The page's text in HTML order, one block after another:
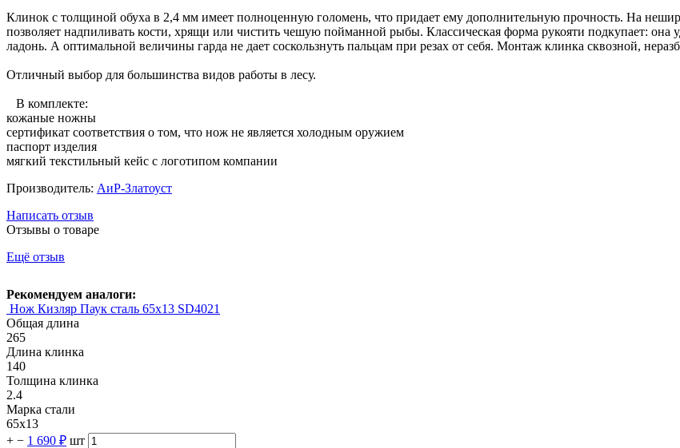
Клинок с толщиной обуха в 2,4 мм имеет полноценную голомень, что придает ему дополнительную прочность. На
позволяет надпиливать кости, хрящи или чистить чешую пойманной рыбы. Классическая форма рукояти подкупает:
ладонь. А оптимальной величины гарда не дает соскользнуть пальцам при резах от себя. Монтаж клинка сквозной,
Отличный выбор для большинства видов работы в лесу.
В комплекте:
кожаные ножны
сертификат соответствия о том, что нож не является холодным оружием
паспорт изделия
мягкий текстильный кейс с логотипом компании
Производитель: АиР-Златоуст
Написать отзыв
Отзывы о товаре
Ещё отзыв
Рекомендуем аналоги:
Нож Кизляр Паук сталь 65х13 SD4021
Общая длина
265
Длина клинка
140
Толщина клинка
2.4
Марка стали
65х13
+ − 1 690 ₽ шт